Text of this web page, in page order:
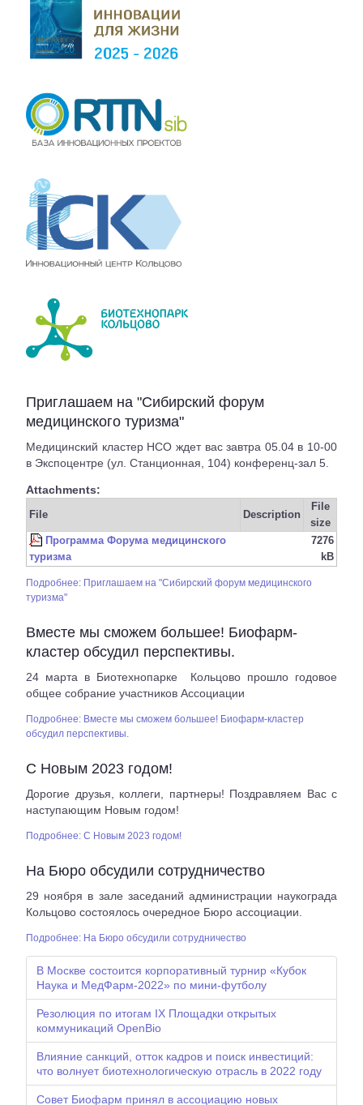
Приглашаем на "Сибирский форум
медицинского туризма"
Медицинский кластер НСО ждет вас завтра 05.04 в 10-00
в Экспоцентре (ул. Станционная, 104) конференц-зал 5.
Attachments:
File Description
File
size
Программа Форума медицинского
туризма
7276
kB
Подробнее: Приглашаем на "Сибирский форум медицинского
туризма"
Вместе мы сможем большее! Биофарм-
кластер обсудил перспективы.
24 марта в Биотехнопарке
Кольцово прошло годовое
общее собрание участников Ассоциации
Подробнее: Вместе мы сможем большее! Биофарм-кластер
обсудил перспективы.
С Новым 2023 годом!
Дорогие друзья, коллеги, партнеры! Поздравляем Вас с
наступающим Новым годом!
Подробнее: С Новым 2023 годом!
На Бюро обсудили сотрудничество
29 ноября в зале заседаний администрации наукограда
Кольцово состоялось очередное Бюро ассоциации.
Подробнее: На Бюро обсудили сотрудничество
В Москве состоится корпоративный турнир «Кубок
Наука и МедФарм-2022» по мини-футболу
Резолюция по итогам IX Площадки открытых
коммуникаций OpenBio
Влияние санкций, отток кадров и поиск инвестиций:
что волнует биотехнологическую отрасль в 2022 году
Совет Биофарм принял в ассоциацию новых